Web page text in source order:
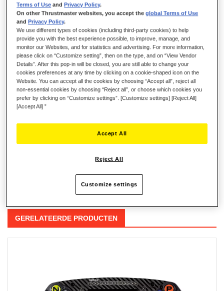
IN WINKELWAGEN
Verlanglijst
GERELATEERDE PRODUCTEN
Terms of Use and Privacy Policy.
On other Thrustmaster websites, you accept theglobal Terms of Use
and Privacy Policy.
We use different types of cookies (including third-party cookies) to help
provide you with the best experience possible, to improve, manage, and
monitor our Websites, and for statistics and advertising. For more information,
please click on “Customize setting”, then on the type, and on “View Vendor
Details”. After this pop-in will be closed, you are still able to change your
cookies preferences at any time by clicking on a cookie-shaped icon on the
Website. You can accept all the cookies by choosing “Accept all”, reject all
non-essential cookies by choosing “Reject all”, or choose which cookies you
prefer by clicking on “Customize settings”. [Customize settings] [Reject All]
[Accept All] ”
Reject All
Accept All
Customize settings